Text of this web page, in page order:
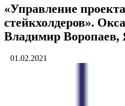
«Управление
стейкхолдеров».
Владимир Воропаев,
01.02.2021